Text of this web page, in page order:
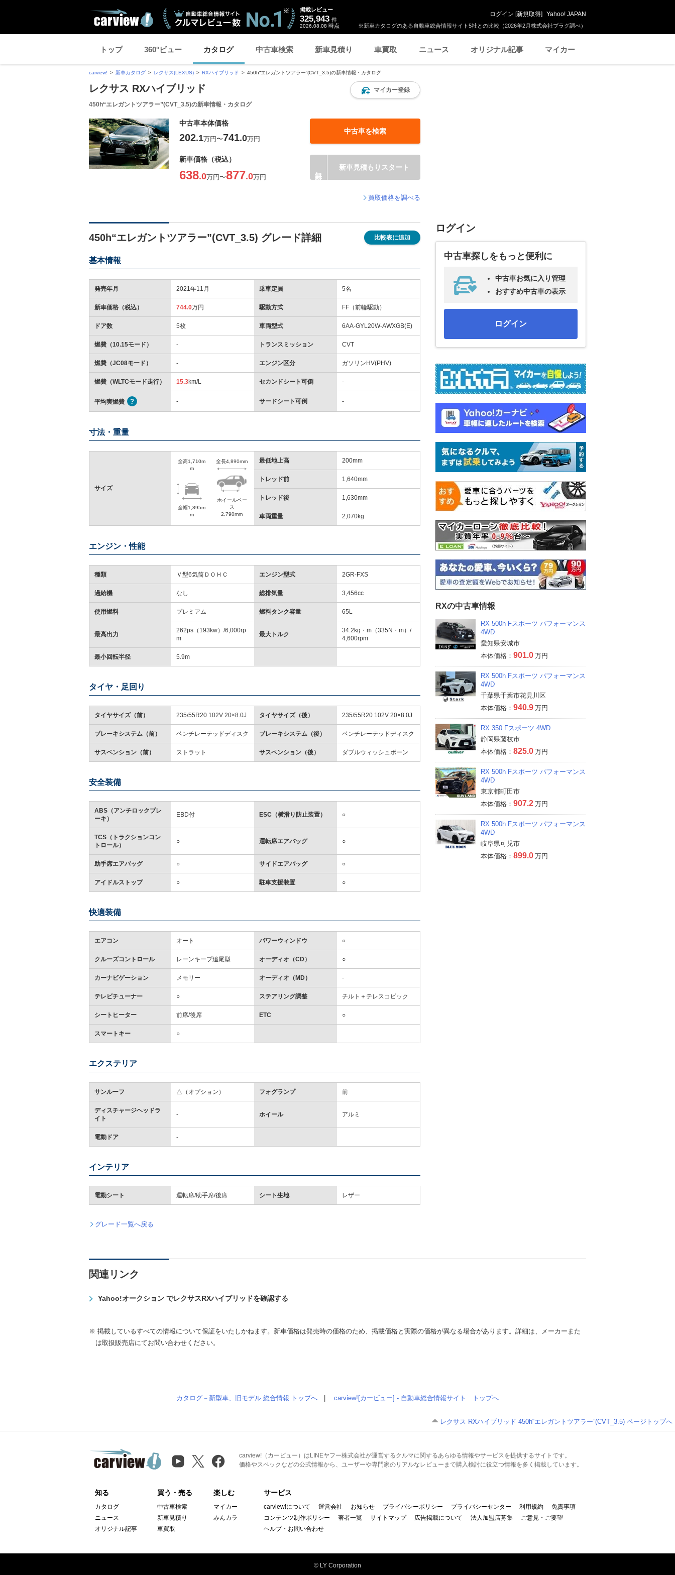
※新車カタログのある自動車総合情報サイト5社との比較（2026年2月株式会社プラグ調べ）
掲載レビュー
325,943 件
2026.08.08 時点
ログイン [新規取得] Yahoo! JAPAN
トップ 360°ビュー カタログ 中古車検索 新車見積り 車買取 ニュース オリジナル記事 マイカー
carview! 新車カタログ レクサス(LEXUS) RXハイブリッド 450h“エレガントツアラー”(CVT_3.5)の新車情報・カタログ
レクサス RXハイブリッド
450h“エレガントツアラー”(CVT_3.5)の新車情報・カタログ
マイカー登録
中古車本体価格
202.1万円〜741.0万円
中古車を検索
新車価格（税込）
638.0万円〜877.0万円
新車見積もりスタート
買取価格を調べる
450h“エレガントツアラー”(CVT_3.5) グレード詳細 比較表に追加
基本情報
発売年月 2021年11月 乗車定員 5名
新車価格（税込） 744.0万円 駆動方式 FF（前輪駆動）
ドア数 5枚 車両型式 6AA-GYL20W-AWXGB(E)
燃費（10.15モード） - トランスミッション CVT
燃費（JC08モード） - エンジン区分 ガソリンHV(PHV)
燃費（WLTCモード走行） 15.3km/L セカンドシート可倒 -
平均実燃費 - サードシート可倒 -
寸法・重量
サイズ
全高1,710m
m
全幅1,895m
m
全長4,890mm
ホイールベー
ス
2,790mm
最低地上高 200mm
トレッド前 1,640mm
トレッド後 1,630mm
車両重量 2,070kg
エンジン・性能
種類 Ｖ型6気筒ＤＯＨＣ エンジン型式 2GR-FXS
過給機 なし 総排気量 3,456cc
使用燃料 プレミアム 燃料タンク容量 65L
最高出力
262ps（193kw）/6,000rp
m
最大トルク
34.2kg・m（335N・m）/
4,600rpm
最小回転半径 5.9m
タイヤ・足回り
タイヤサイズ（前） 235/55R20 102V 20×8.0J タイヤサイズ（後） 235/55R20 102V 20×8.0J
ブレーキシステム（前） ベンチレーテッドディスク ブレーキシステム（後） ベンチレーテッドディスク
サスペンション（前） ストラット サスペンション（後） ダブルウィッシュボーン
安全装備
ABS（アンチロックブレ
ーキ）
EBD付 ESC（横滑り防止装置） ○
TCS（トラクションコン
トロール）
○ 運転席エアバッグ ○
助手席エアバッグ ○ サイドエアバッグ ○
アイドルストップ ○ 駐車支援装置 ○
快適装備
エアコン オート パワーウィンドウ ○
クルーズコントロール レーンキープ追尾型 オーディオ（CD） ○
カーナビゲーション メモリー オーディオ（MD） -
テレビチューナー ○ ステアリング調整 チルト＋テレスコピック
シートヒーター 前席/後席 ETC ○
スマートキー ○
エクステリア
サンルーフ △（オプション） フォグランプ 前
ディスチャージヘッドラ
イト
- ホイール アルミ
電動ドア -
インテリア
電動シート 運転席/助手席/後席 シート生地 レザー
ログイン
中古車探しをもっと便利に
中古車お気に入り管理
おすすめ中古車の表示
ログイン
RXの中古車情報
RX 500h Fスポーツ パフォーマンス
4WD
愛知県安城市
本体価格： 901.0 万円
RX 500h Fスポーツ パフォーマンス
4WD
千葉県千葉市花見川区
本体価格： 940.9 万円
RX 350 Fスポーツ 4WD
静岡県藤枝市
本体価格： 825.0 万円
RX 500h Fスポーツ パフォーマンス
4WD
東京都町田市
本体価格： 907.2 万円
RX 500h Fスポーツ パフォーマンス
4WD
岐阜県可児市
本体価格： 899.0 万円
グレード一覧へ戻る
関連リンク
Yahoo!オークション でレクサスRXハイブリッドを確認する
※ 掲載しているすべての情報について保証をいたしかねます。新車価格は発売時の価格のため、掲載価格と実際の価格が異なる場合があります。詳細は、メーカーまた
は取扱販売店にてお問い合わせください。
カタログ－新型車、旧モデル 総合情報 トップへ carview![カービュー] - 自動車総合情報サイト トップへ
レクサス RXハイブリッド 450h“エレガントツアラー”(CVT_3.5) ページトップへ
carview!（カービュー）はLINEヤフー株式会社が運営するクルマに関するあらゆる情報やサービスを提供するサイトです。
価格やスペックなどの公式情報から、ユーザーや専門家のリアルなレビューまで購入検討に役立つ情報を多く掲載しています。
知る
カタログ
ニュース
オリジナル記事
買う・売る
中古車検索
新車見積り
車買取
楽しむ
マイカー
みんカラ
サービス
carview!について 運営会社 お知らせ プライバシーポリシー プライバシーセンター 利用規約
免責事項
コンテンツ制作ポリシー
著者一覧 サイトマップ 広告掲載について 法人加盟店募集
ご意見・ご要望
ヘルプ・お問い合わせ
© LY Corporation